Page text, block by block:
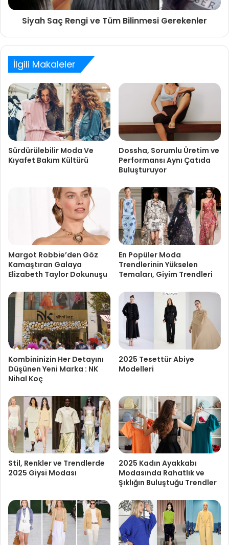
Siyah Saç Rengi ve Tüm Bilinmesi Gerekenler
İlgili Makaleler
Sürdürülebilir Moda Ve
Kıyafet Bakım Kültürü
Dossha, Sorumlu Üretim ve
Performansı Aynı Çatıda
Buluşturuyor
Margot Robbie’den Göz
Kamaştıran Galaya
Elizabeth Taylor Dokunuşu
En Popüler Moda
Trendlerinin Yükselen
Temaları, Giyim Trendleri
Kombininizin Her Detayını
Düşünen Yeni Marka : NK
Nihal Koç
2025 Tesettür Abiye
Modelleri
Stil, Renkler ve Trendlerde
2025 Giysi Modası
2025 Kadın Ayakkabı
Modasında Rahatlık ve
Şıklığın Buluştuğu Trendler